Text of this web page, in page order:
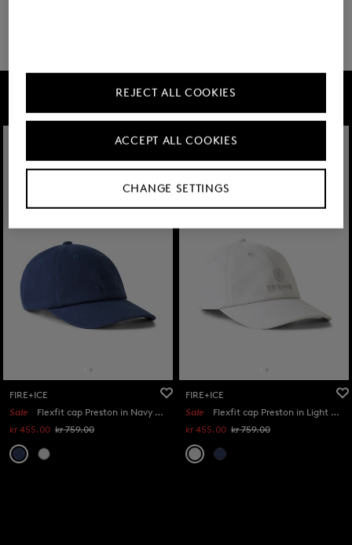
FIRE+ICE
FIRE+ICE
Sale
Flexfit cap Preston in Navy blue
kr 455.00 kr 759.00
FIRE+ICE
Sale
Flexfit cap Preston in Light grey
kr 455.00 kr 759.00
CHANGE SETTINGS
REJECT ALL COOKIES
ACCEPT ALL COOKIES